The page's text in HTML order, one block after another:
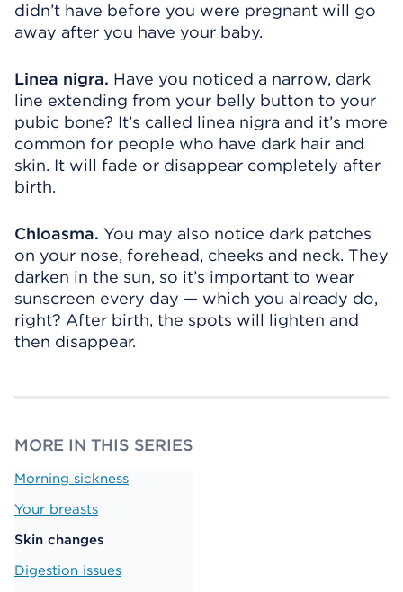
didn’t have before you were pregnant will go
away after you have your baby.
Linea nigra. Have you noticed a narrow, dark
line extending from your belly button to your
pubic bone? It’s called linea nigra and it’s more
common for people who have dark hair and
skin. It will fade or disappear completely after
birth.
Chloasma. You may also notice dark patches
on your nose, forehead, cheeks and neck. They
darken in the sun, so it’s important to wear
sunscreen every day — which you already do,
right? After birth, the spots will lighten and
then disappear.
MORE IN THIS SERIES
Morning sickness
Your breasts
Skin changes
Digestion issues